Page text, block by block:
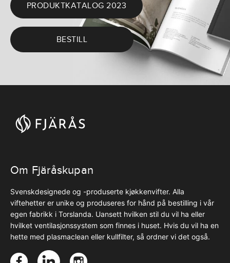
PRODUKTKATALOG 2023
BESTILL
Om Fjäråskupan
Svenskdesignede og -produserte kjøkkenvifter. Alla
viftehetter er unike og produseres for hånd på bestilling i vår
egen fabrikk i Torslanda. Uansett hvilken stil du vil ha eller
hvilket ventilasjonssystem som finnes i huset. Hvis du vil ha en
hette med plasmaclean eller kullfilter, så ordner vi det også.